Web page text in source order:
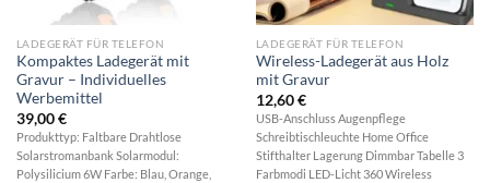
LADEGERÄT FÜR TELEFON
Kompaktes Ladegerät mit
Gravur – Individuelles
Werbemittel
39,00€
Produkttyp: Faltbare Drahtlose
Solarstromanbank Solarmodul:
Polysilicium 6W Farbe: Blau, Orange,
LADEGERÄT FÜR TELEFON
Wireless-Ladegerät aus Holz
mit Gravur
12,60€
USB-Anschluss Augenpflege
Schreibtischleuchte Home Office
Stifthalter Lagerung Dimmbar Tabelle 3
Farbmodi LED-Licht 360 Wireless